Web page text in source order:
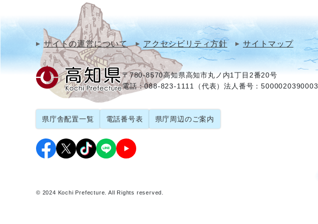
サイトの運営について アクセシビリティ方針 サイトマップ
〒780-8570高知県高知市丸ノ内1丁目2番20号
電話：088-823-1111（代表）法人番号：5000020390003
県庁舎配置一覧 電話番号表 県庁周辺のご案内
© 2024 Kochi Prefecture. All Rights reserved.